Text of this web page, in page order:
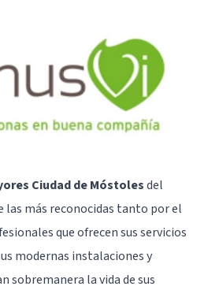
Ciudad de Móstolesdel
las más reconocidas tanto por el
que ofrecen sus servicios
modernas instalaciones y
sobremanera la vida de sus